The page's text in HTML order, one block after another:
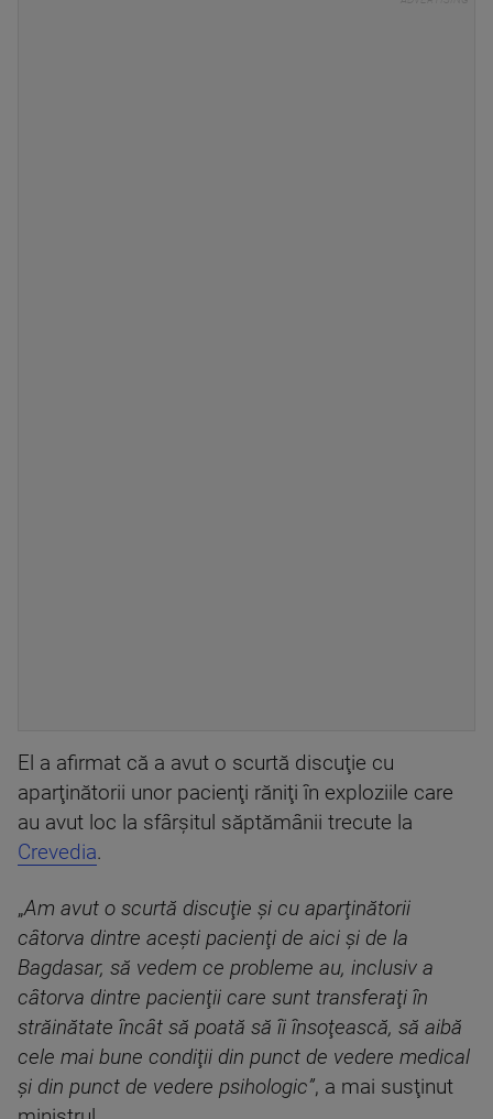
El a afirmat că a avut o scurtă discuţie cu
aparţinătorii unor pacienţi răniţi în exploziile care
au avut loc la sfârşitul săptămânii trecute la
Crevedia.
„Am avut o scurtă discuţie şi cu aparţinătorii
câtorva dintre aceşti pacienţi de aici şi de la
Bagdasar, să vedem ce probleme au, inclusiv a
câtorva dintre pacienţii care sunt transferaţi în
străinătate încât să poată să îi însoţească, să aibă
cele mai bune condiţii din punct de vedere medical
şi din punct de vedere psihologic”, a mai susţinut